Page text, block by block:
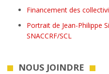
Financement des
Portrait de Jean-Philippe
SNACCRF/SCL
NOUS JOINDRE